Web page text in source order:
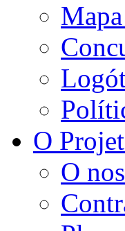
O
O